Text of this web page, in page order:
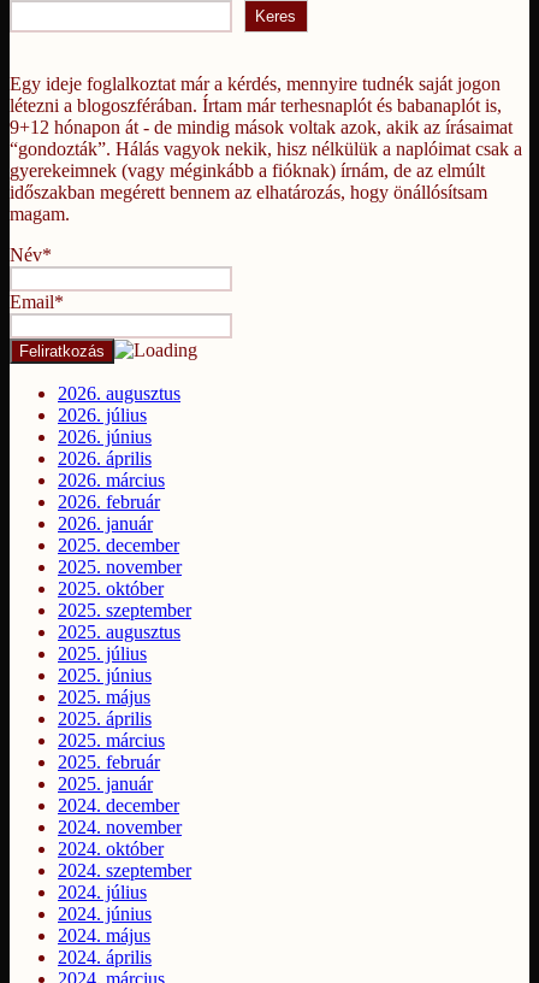
Keres
Egy ideje foglalkoztat már a kérdés, mennyire tudnék saját jogon
létezni a blogoszférában. Írtam már terhesnaplót és babanaplót is,
9+12 hónapon át - de mindig mások voltak azok, akik az írásaimat
“gondozták”. Hálás vagyok nekik, hisz nélkülük a naplóimat csak a
gyerekeimnek (vagy méginkább a fióknak) írnám, de az elmúlt
időszakban megérett bennem az elhatározás, hogy önállósítsam
magam.
Név*
Email*
2026. augusztus
2026. július
2026. június
2026. április
2026. március
2026. február
2026. január
2025. december
2025. november
2025. október
2025. szeptember
2025. augusztus
2025. július
2025. június
2025. május
2025. április
2025. március
2025. február
2025. január
2024. december
2024. november
2024. október
2024. szeptember
2024. július
2024. június
2024. május
2024. április
2024. március